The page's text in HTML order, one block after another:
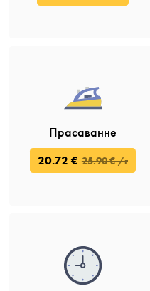
Прасаванне
20.72 € 25.90 € /г